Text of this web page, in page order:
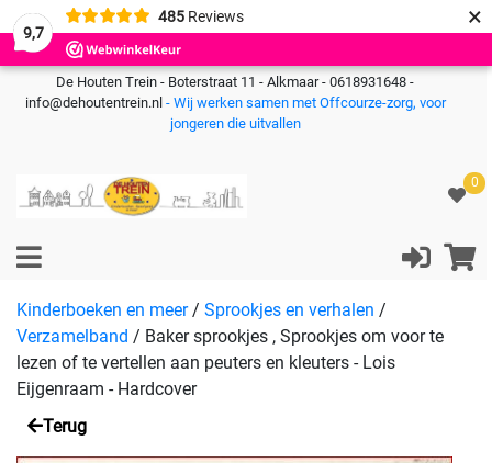
9,7
485 Reviews ×
De Houten Trein - Boterstraat 11 - Alkmaar - 0618931648 -
info@dehoutentrein.nl - Wij werken samen met Offcourze-zorg, voor
jongeren die uitvallen
0
Kinderboeken en meer / Sprookjes en verhalen /
Verzamelband / Baker sprookjes , Sprookjes om voor te
lezen of te vertellen aan peuters en kleuters - Lois
Eijgenraam - Hardcover
Terug